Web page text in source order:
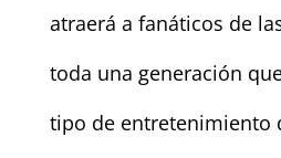
atraerá a fanáticos de
toda una generación
tipo de entretenimiento